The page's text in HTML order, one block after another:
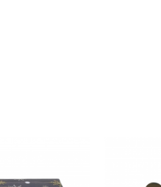
9,95 €